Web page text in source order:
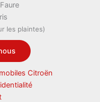
les plaintes)
Citroën